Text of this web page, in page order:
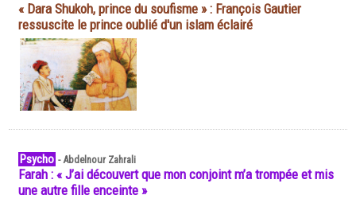
« Dara Shukoh, prince du soufisme » : François Gautier
ressuscite le prince oublié d'un islam éclairé
Psycho -Abdelnour Zahrali
Farah : « J’ai découvert que mon conjoint m’a trompée et mis
une autre fille enceinte »